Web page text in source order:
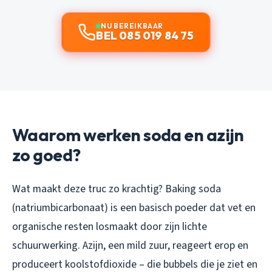
NU BEREIKBAAR
BEL 085 019 84 75
Waarom werken soda en azijn
zo goed?
Wat maakt deze truc zo krachtig? Baking soda
(natriumbicarbonaat) is een basisch poeder dat vet en
organische resten losmaakt door zijn lichte
schuurwerking. Azijn, een mild zuur, reageert erop en
produceert koolstofdioxide – die bubbels die je ziet en